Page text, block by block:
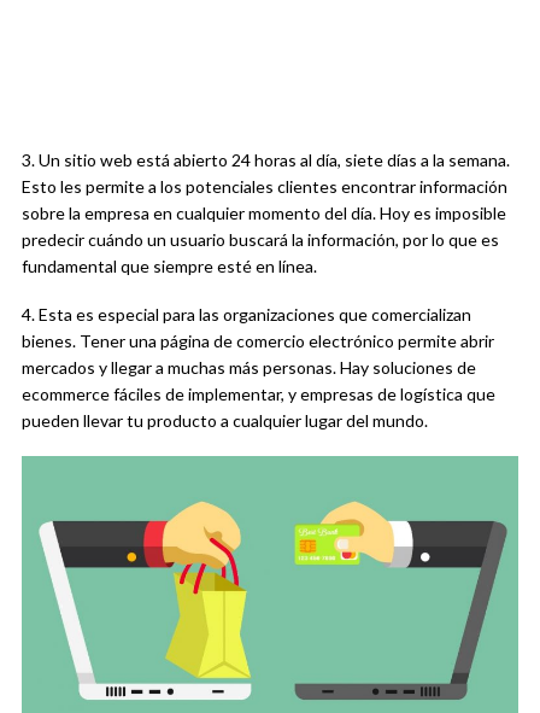
3. Un sitio web está abierto 24 horas al día, siete días a la semana.
Esto les permite a los potenciales clientes encontrar información
sobre la empresa en cualquier momento del día. Hoy es imposible
predecir cuándo un usuario buscará la información, por lo que es
fundamental que siempre esté en línea.
4. Esta es especial para las organizaciones que comercializan
bienes. Tener una página de comercio electrónico permite abrir
mercados y llegar a muchas más personas. Hay soluciones de
ecommerce fáciles de implementar, y empresas de logística que
pueden llevar tu producto a cualquier lugar del mundo.